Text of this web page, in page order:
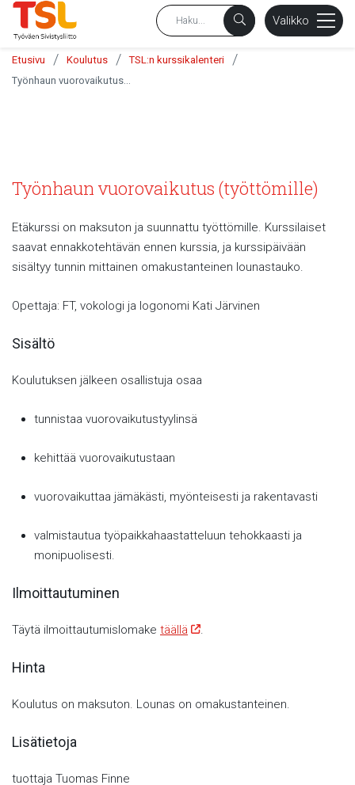
Valikko
Etusivu / Koulutus / TSL:n kurssikalenteri /
Työnhaun vuorovaikutus (työttömille)
Työnhaun vuorovaikutus (työttömille)
Etäkurssi on maksuton ja suunnattu työttömille. Kurssilaiset
saavat ennakkotehtävän ennen kurssia, ja kurssipäivään
sisältyy tunnin mittainen omakustanteinen lounastauko.
Opettaja: FT, vokologi ja logonomi Kati Järvinen
Sisältö
Koulutuksen jälkeen osallistuja osaa
tunnistaa vuorovaikutustyylinsä
kehittää vuorovaikutustaan
vuorovaikuttaa jämäkästi, myönteisesti ja rakentavasti
valmistautua työpaikkahaastatteluun tehokkaasti ja
monipuolisesti.
Ilmoittautuminen
Täytä ilmoittautumislomake täällä .
Hinta
Koulutus on maksuton. Lounas on omakustanteinen.
Lisätietoja
tuottaja Tuomas Finne